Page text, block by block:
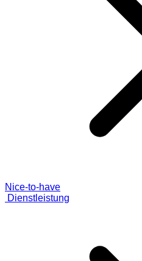
Nice-to-have
Dienstleistung